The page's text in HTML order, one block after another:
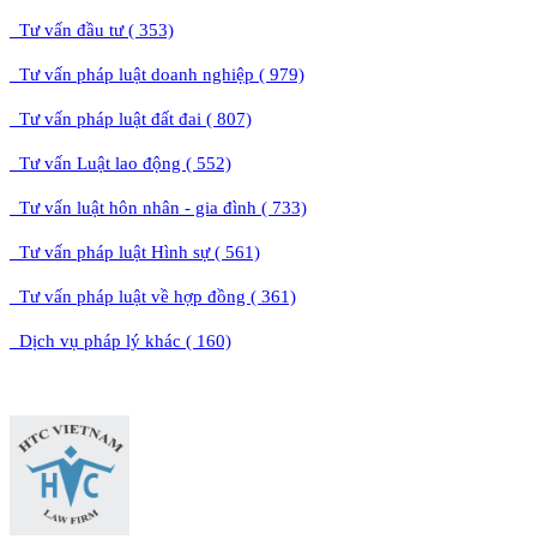
Tư vấn đầu tư ( 353)
Tư vấn pháp luật doanh nghiệp ( 979)
Tư vấn pháp luật đất đai ( 807)
Tư vấn Luật lao động ( 552)
Tư vấn luật hôn nhân - gia đình ( 733)
Tư vấn pháp luật Hình sự ( 561)
Tư vấn pháp luật về hợp đồng ( 361)
Dịch vụ pháp lý khác ( 160)